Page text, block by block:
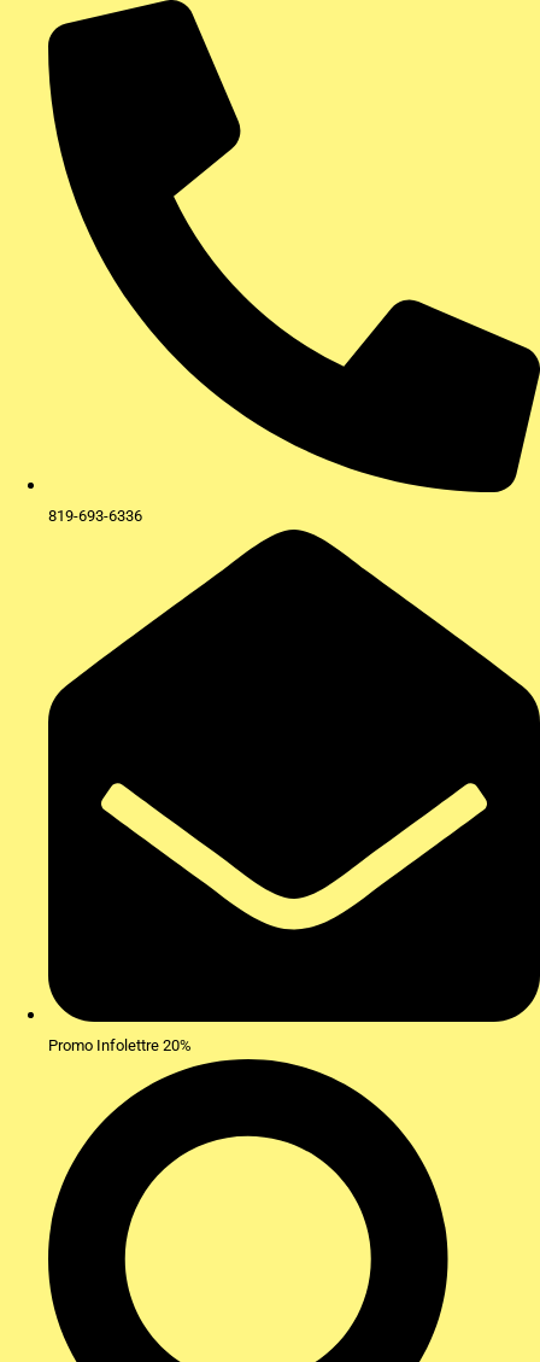
contenu
819-693-6336
Promo Infolettre 20%